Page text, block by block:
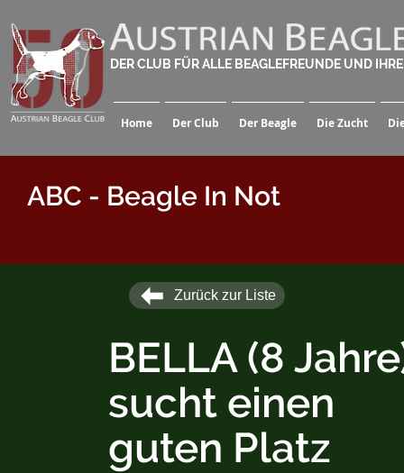
DER CLUB FÜR ALLE BEAGLEFREUNDE UND
Home Der Club Der Beagle Die Zucht
ABC - Beagle In Not
Zurück zur Liste
BELLA (8
sucht einen
guten Platz